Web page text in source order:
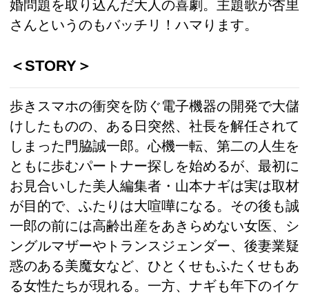
婚問題を取り込んだ大人の喜劇。主題歌が杏里
さんというのもバッチリ！ハマります。
＜STORY＞
歩きスマホの衝突を防ぐ電子機器の開発で大儲
けしたものの、ある日突然、社長を解任されて
しまった門脇誠一郎。心機一転、第二の人生を
ともに歩むパートナー探しを始めるが、最初に
お見合いした美人編集者・山本ナギは実は取材
が目的で、ふたりは大喧嘩になる。その後も誠
一郎の前には高齢出産をあきらめない女医、シ
ングルマザーやトランスジェンダー、後妻業疑
惑のある美魔女など、ひとくせもふたくせもあ
る女性たちが現れる。一方、ナギも年下のイケ